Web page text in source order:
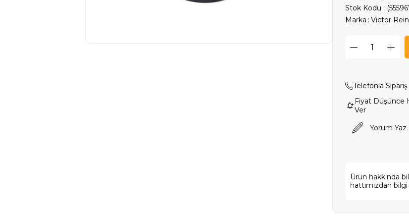
Stok Kodu
Marka : Victor
Telefonla Sipariş
Fiyat Düşünce
Ver
Yorum Yaz
Ürün hakkında
hattımızdan